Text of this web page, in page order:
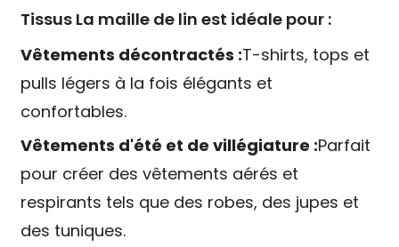
Tissus La maille de lin est idéale pour :
Vêtements décontractés :T-shirts, tops et
pulls légers à la fois élégants et
confortables.
Vêtements d'été et de villégiature :Parfait
pour créer des vêtements aérés et
respirants tels que des robes, des jupes et
des tuniques.